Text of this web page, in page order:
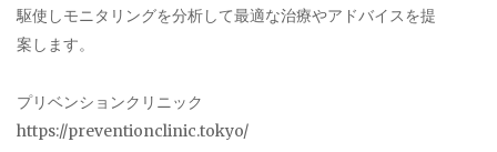
駆使しモニタリングを分析して最適な治療やアドバイスを提
案します。
プリベンションクリニック
https://preventionclinic.tokyo/